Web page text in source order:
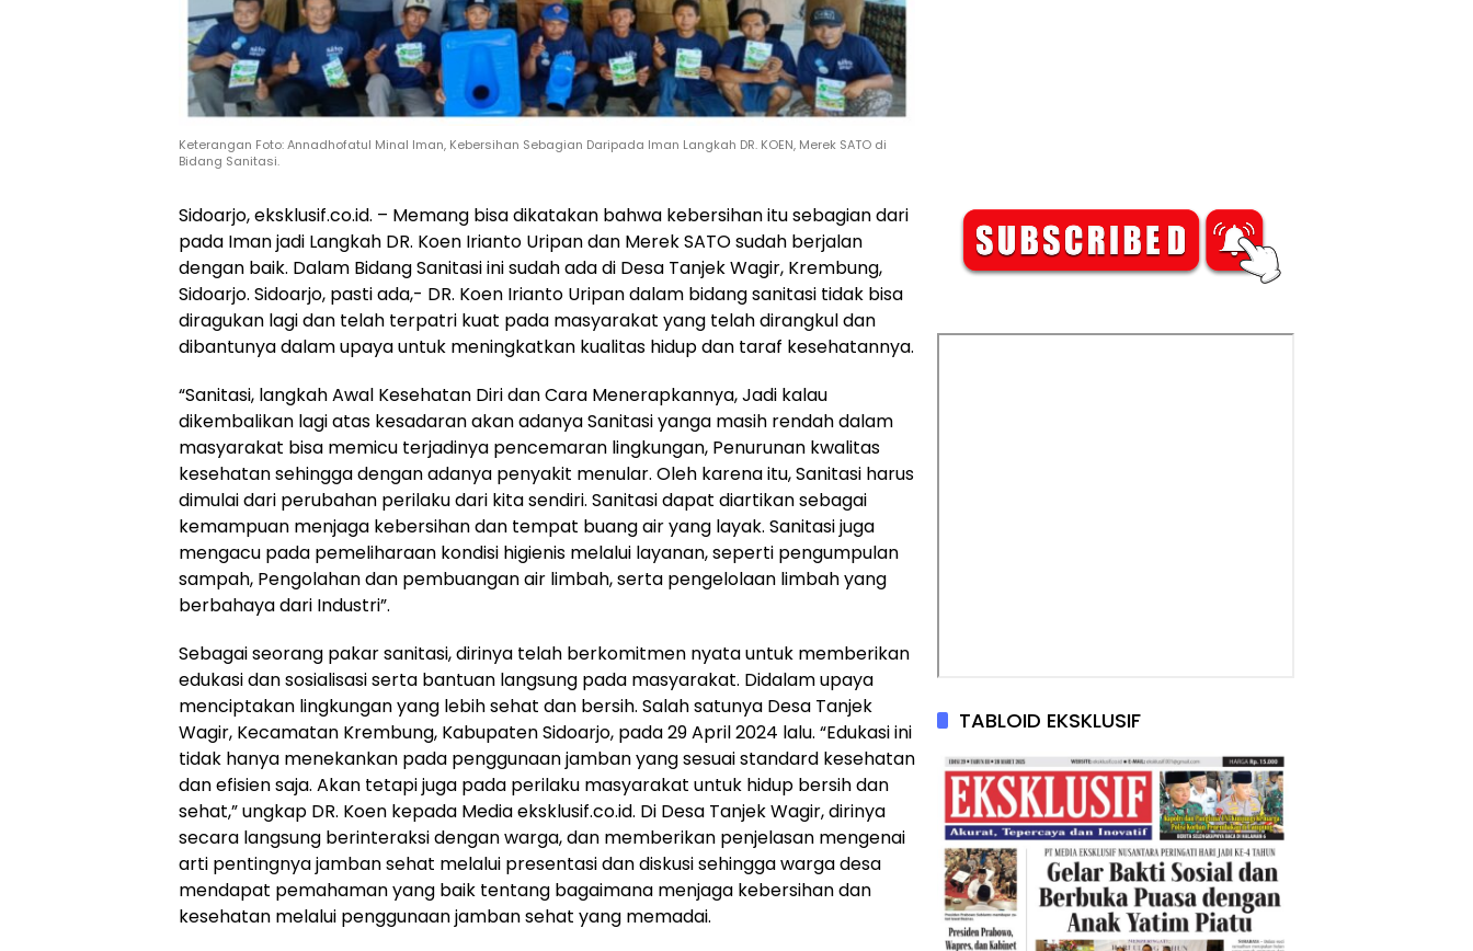
Keterangan Foto: Annadhofatul Minal Iman, Kebersihan Sebagian Daripada Iman Langkah DR. KOEN, Merek SATO di
Bidang Sanitasi.
Sidoarjo, eksklusif.co.id. – Memang bisa dikatakan bahwa kebersihan itu sebagian dari
pada Iman jadi Langkah DR. Koen Irianto Uripan dan Merek SATO sudah berjalan
dengan baik. Dalam Bidang Sanitasi ini sudah ada di Desa Tanjek Wagir, Krembung,
Sidoarjo. Sidoarjo, pasti ada,- DR. Koen Irianto Uripan dalam bidang sanitasi tidak bisa
diragukan lagi dan telah terpatri kuat pada masyarakat yang telah dirangkul dan
dibantunya dalam upaya untuk meningkatkan kualitas hidup dan taraf kesehatannya.
“Sanitasi, langkah Awal Kesehatan Diri dan Cara Menerapkannya, Jadi kalau
dikembalikan lagi atas kesadaran akan adanya Sanitasi yanga masih rendah dalam
masyarakat bisa memicu terjadinya pencemaran lingkungan, Penurunan kwalitas
kesehatan sehingga dengan adanya penyakit menular. Oleh karena itu, Sanitasi harus
dimulai dari perubahan perilaku dari kita sendiri. Sanitasi dapat diartikan sebagai
kemampuan menjaga kebersihan dan tempat buang air yang layak. Sanitasi juga
mengacu pada pemeliharaan kondisi higienis melalui layanan, seperti pengumpulan
sampah, Pengolahan dan pembuangan air limbah, serta pengelolaan limbah yang
berbahaya dari Industri”.
Sebagai seorang pakar sanitasi, dirinya telah berkomitmen nyata untuk memberikan
edukasi dan sosialisasi serta bantuan langsung pada masyarakat. Didalam upaya
menciptakan lingkungan yang lebih sehat dan bersih. Salah satunya Desa Tanjek
Wagir, Kecamatan Krembung, Kabupaten Sidoarjo, pada 29 April 2024 lalu. “Edukasi ini
tidak hanya menekankan pada penggunaan jamban yang sesuai standard kesehatan
dan efisien saja. Akan tetapi juga pada perilaku masyarakat untuk hidup bersih dan
sehat,” ungkap DR. Koen kepada Media eksklusif.co.id. Di Desa Tanjek Wagir, dirinya
secara langsung berinteraksi dengan warga, dan memberikan penjelasan mengenai
arti pentingnya jamban sehat melalui presentasi dan diskusi sehingga warga desa
mendapat pemahaman yang baik tentang bagaimana menjaga kebersihan dan
kesehatan melalui penggunaan jamban sehat yang memadai.
TABLOID EKSKLUSIF